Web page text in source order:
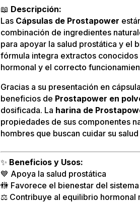
cantidad
📖 Descripción:
Las Cápsulas de Prostapower
combinación de ingredientes
para apoyar la salud prostática y el
fórmula integra extractos
hormonal y el correcto
Gracias a su presentación en
beneficios de Prostapower en
dosificada. La harina de
propiedades de sus componentes
hombres que buscan cuidar su
✨ Beneficios y Usos:
💙 Apoya la salud prostática
🚻 Favorece el bienestar del
⚖️ Contribuye al equilibrio hormonal